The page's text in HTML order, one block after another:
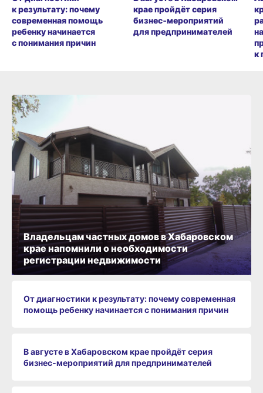
к результату: почему
современная помощь
ребенку начинается
с понимания причин
крае пройдёт серия
бизнес‑мероприятий
для предпринимателей
к
Владельцам частных домов в Хабаровском
крае напомнили о необходимости
регистрации недвижимости
От диагностики к результату: почему современная
помощь ребенку начинается с понимания причин
В августе в Хабаровском крае пройдёт серия
бизнес‑мероприятий для предпринимателей